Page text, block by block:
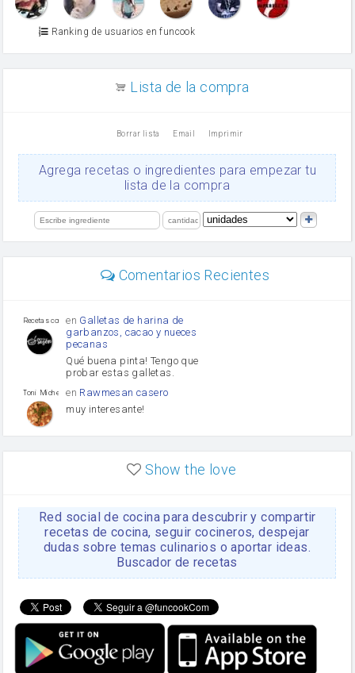
Azúcar glass
Azúcar moreno
Zumo de limón
arroz
Ajos
salsa de soja
limón
Ranking de usuarios en funcook
Lista de la compra
Borrar lista Email Imprimir
Agrega recetas o ingredientes para empezar tu
lista de la compra
Comentarios Recientes
Recetas con sazon
en Galletas de harina de
garbanzos, cacao y nueces
pecanas
Qué buena pinta! Tengo que
probar estas galletas.
Toni Michel Caubet
en Rawmesan casero
muy interesante!
enLasaña casera fácil y
HOJALDROSA TV
enGachas de la abuela
Rosa
https://youtu.be/Mz69gcVO3sI
Rosa enReceta Del Bizcocho
Disculpa. En la foto aparece
el bizcocho de xoco y en el
apartado de los ingredientes
te has olvidado de poner la
cantidad q se debería de
poner. Gracias. Rosa
Show the love
Red social de cocina para descubrir y compartir
recetas de cocina, seguir cocineros, despejar
dudas sobre temas culinarios o aportar ideas.
Buscador de recetas